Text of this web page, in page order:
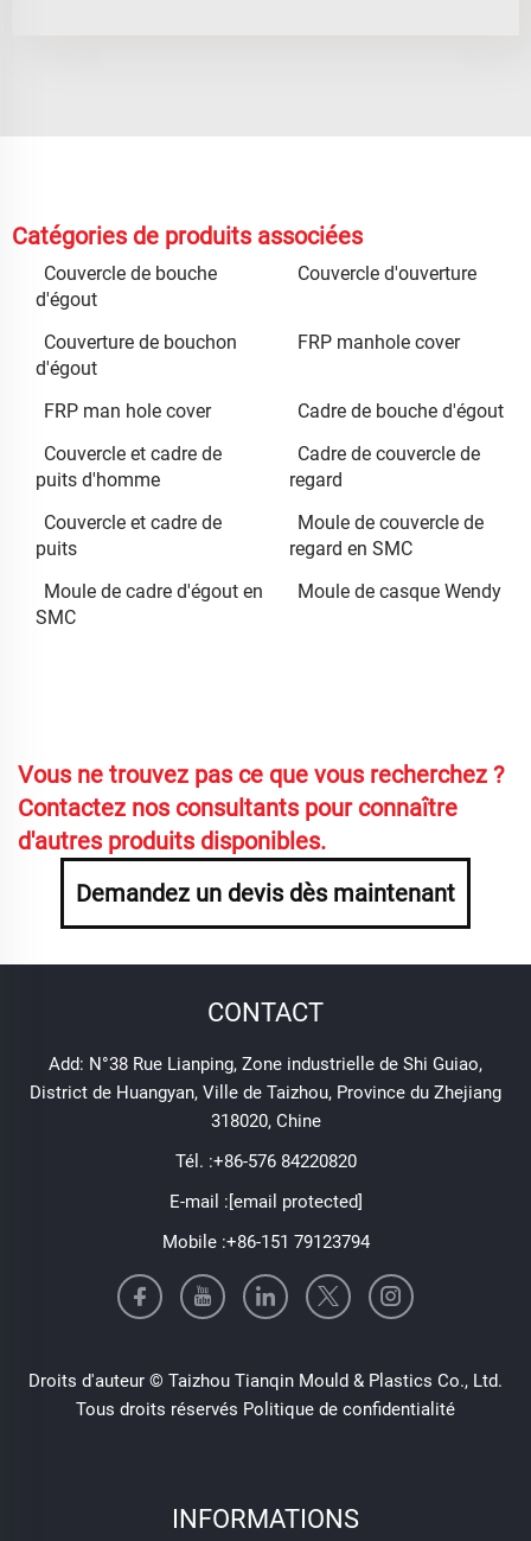
Catégories de produits associées
Couvercle de bouche
d'égout
Couvercle d'ouverture
Couverture de bouchon
d'égout
FRP manhole cover
FRP man hole cover
Cadre de bouche d'égout
Couvercle et cadre de
puits d'homme
Cadre de couvercle de
regard
Couvercle et cadre de
puits
Moule de couvercle de
regard en SMC
Moule de cadre d'égout en
SMC
Moule de casque Wendy
Vous ne trouvez pas ce que vous recherchez ?
Contactez nos consultants pour connaître
d'autres produits disponibles.
Demandez un devis dès maintenant
CONTACT
Add: N°38 Rue Lianping, Zone industrielle de Shi Guiao,
District de Huangyan, Ville de Taizhou, Province du Zhejiang
318020, Chine
Tél. :+86-576 84220820
E-mail :[email protected]
Mobile :+86-151 79123794
Droits d'auteur © Taizhou Tianqin Mould & Plastics Co., Ltd.
Tous droits réservés Politique de confidentialité
INFORMATIONS